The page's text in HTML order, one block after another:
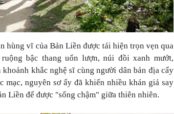
hùng vĩ của Bản Liền được tái hiện trọn vẹn qua
bậc thang uốn lượn, núi đồi xanh mướt,
khắc nghệ sĩ cùng người dân bản địa cấy
mạc, nguyên sơ ấy đã khiến nhiều khán giả say
Liền để được "sống chậm" giữa thiên nhiên.